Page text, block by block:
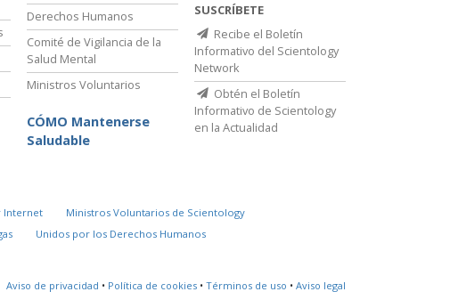
Derechos Humanos
Comité de Vigilancia de la
Salud Mental
Ministros Voluntarios
CÓMO Mantenerse
Saludable
SUSCRÍBETE
Recibe el Boletín
Informativo del Scientology
Network
Obtén el Boletín
Informativo de Scientology
en la Actualidad
Internet
Ministros Voluntarios de Scientology
Unidos por los Derechos Humanos
Aviso de privacidad • Política de cookies • Términos de uso • Aviso legal